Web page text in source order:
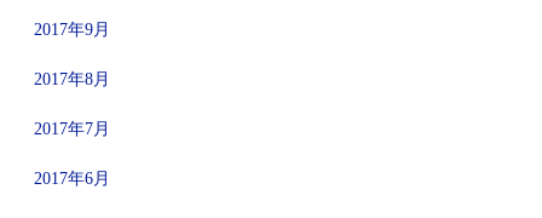
2017年9月
2017年8月
2017年7月
2017年6月